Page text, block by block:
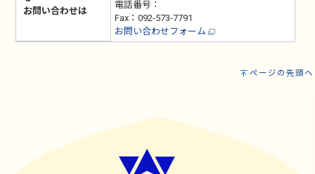
お問い合わせは
電話番号：
Fax：092-573-7791
お問い合わせフォーム
ページの先頭へ